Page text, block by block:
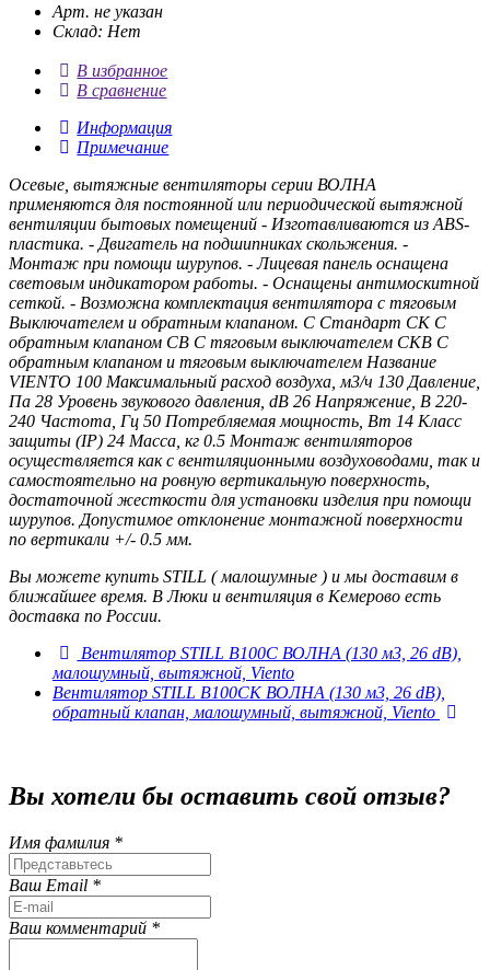
Арт. не указан
Склад: Нет
В избранное
В сравнение
Информация
Примечание
Осевые, вытяжные вентиляторы серии ВОЛНА
применяются для постоянной или периодической вытяжной
вентиляции бытовых помещений - Изготавливаются из ABS-
пластика. - Двигатель на подшипниках скольжения. -
Монтаж при помощи шурупов. - Лицевая панель оснащена
световым индикатором работы. - Оснащены антимоскитной
сеткой. - Возможна комплектация вентилятора с тяговым
Выключателем и обратным клапаном. С Стандарт СК С
обратным клапаном СВ С тяговым выключателем СКВ С
обратным клапаном и тяговым выключателем Название
VIENTO 100 Максимальный расход воздуха, м3/ч 130 Давление,
Па 28 Уровень звукового давления, dB 26 Напряжение, В 220-
240 Частота, Гц 50 Потребляемая мощность, Вт 14 Класс
защиты (IP) 24 Масса, кг 0.5 Монтаж вентиляторов
осуществляется как c вентиляционными воздуховодами, так и
самостоятельно на ровную вертикальную поверхность,
достаточной жесткости для установки изделия при помощи
шурупов. Допустимое отклонение монтажной поверхности
по вертикали +/- 0.5 мм.
Вы можете купить STILL ( малошумные ) и мы доставим в
ближайшее время. В Люки и вентиляция в Кемерово есть
доставка по России.
Вентилятор STILL В100С ВОЛНА (130 м3, 26 dB),
малошумный, вытяжной, Viento
Вентилятор STILL В100СК ВОЛНА (130 м3, 26 dB),
обратный клапан, малошумный, вытяжной, Viento
Вы хотели бы оставить свой отзыв?
Имя фамилия *
Ваш Email *
Ваш комментарий *